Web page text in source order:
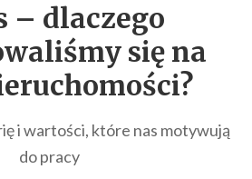
– dlaczego
się na
?
i wartości, które nas motywują
do pracy